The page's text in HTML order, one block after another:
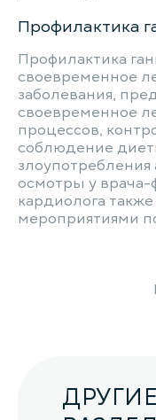
Профилактика
Профилактика
своевременное
заболевания,
своевременное
процессов,
соблюдение
осмотры у врача-
кардиолога
мероприятиями